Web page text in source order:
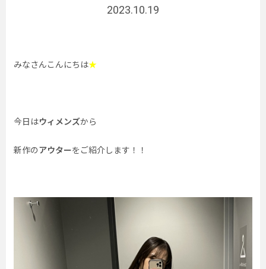
2023.10.19
みなさんこんにちは★
今日はウィメンズから
新作のアウターをご紹介します！！